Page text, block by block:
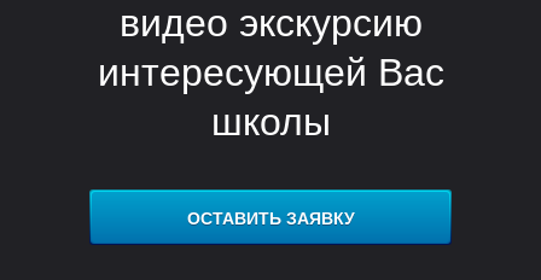
видео экскурсию
интересующей Вас
школы
ОСТАВИТЬ ЗАЯВКУ